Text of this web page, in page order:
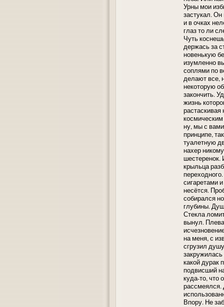
Урны мои
застукал.
и в очках
глаз то ли
Чуть
держась за
новенькую
изумленно
соплями по
делают все,
некоторую
закончить.
жизнь
ну, мы с
принципе,
туалетную
нахер
шестеренок.
крыльца
сигаретами
несётся.
собирался
глубины.
Стекла
вынул.
на меня, с
сгрузил
закружилась
какой дурак
подвисший
куда-то, что
рассмеялся.
Впору. Не